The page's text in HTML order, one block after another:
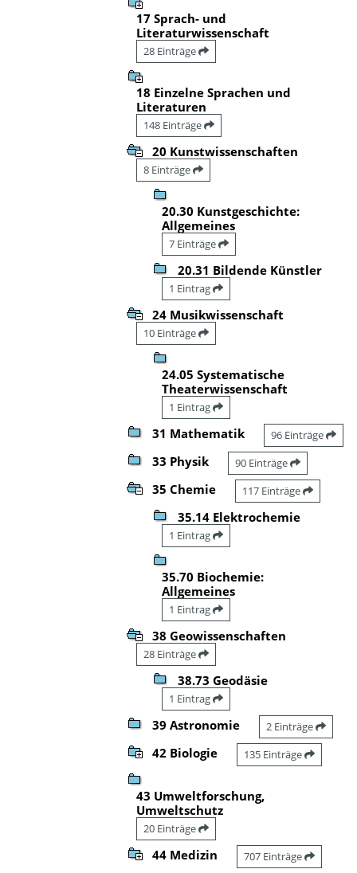
17 Sprach- und
Literaturwissenschaft
28 Einträge
18 Einzelne Sprachen und
Literaturen
148 Einträge
20 Kunstwissenschaften
8 Einträge
20.30 Kunstgeschichte:
Allgemeines
7 Einträge
20.31 Bildende Künstler
1 Eintrag
24 Musikwissenschaft
10 Einträge
24.05 Systematische
Theaterwissenschaft
1 Eintrag
31 Mathematik 96 Einträge
33 Physik 90 Einträge
35 Chemie 117 Einträge
35.14 Elektrochemie
1 Eintrag
35.70 Biochemie:
Allgemeines
1 Eintrag
38 Geowissenschaften
28 Einträge
38.73 Geodäsie
1 Eintrag
39 Astronomie 2 Einträge
42 Biologie 135 Einträge
43 Umweltforschung,
Umweltschutz
20 Einträge
44 Medizin 707 Einträge